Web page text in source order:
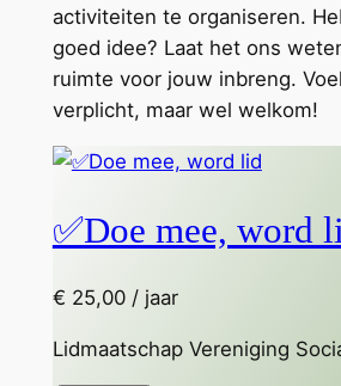
activiteiten te organiseren.
goed idee? Laat het ons
ruimte voor jouw inbreng.
verplicht, maar wel welkom!
✅Doe mee, word
€ 25,00 / jaar
Lidmaatschap Vereniging